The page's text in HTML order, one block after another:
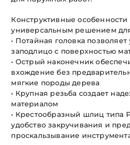
Конструктивные
универсальным решением
• Потайная головка
заподлицо с поверхностью
• Острый наконечник
вхождение без
мягкие породы дерева
• Крупная резьба создает
материалом
• Крестообразный шлиц типа
удобство закручивания и
проскальзывание